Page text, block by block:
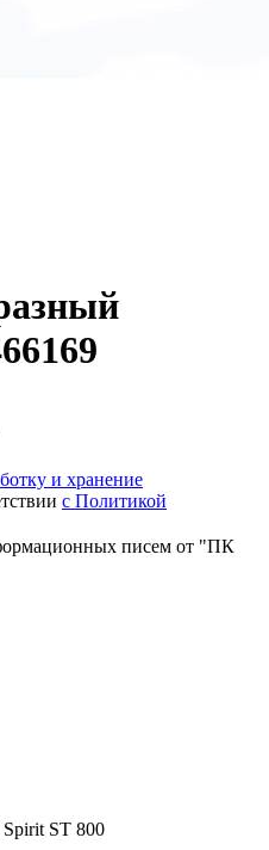
и хранение
с Политикой
писем от "ПК
ST 800